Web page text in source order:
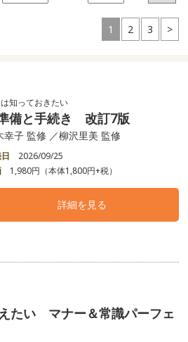
1 2 3 >
知っておきたい
備と手続き 改訂7版
幸子 監修 ／柳沢里美 監修
2026/09/25
1,980円（本体1,800円+税）
詳細を見る
たい マナー＆常識パーフェ